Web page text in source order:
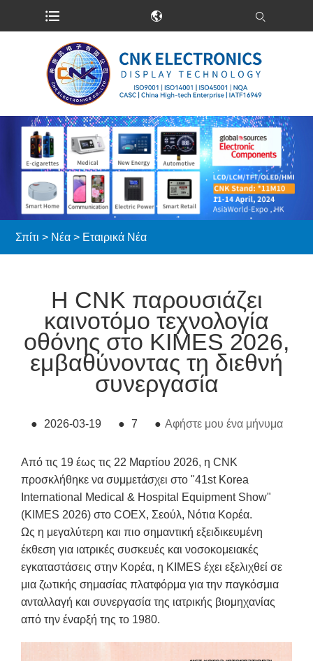
Σπίτι > Νέα > Εταιρικά Νέα
Η CNK παρουσιάζει
καινοτόμο τεχνολογία
οθόνης στο KIMES 2026,
εμβαθύνοντας τη διεθνή
συνεργασία
● 2026-03-19 ● 7 ● Αφήστε μου ένα μήνυμα
Από τις 19 έως τις 22 Μαρτίου 2026, η CNK
προσκλήθηκε να συμμετάσχει στο "41st Korea
International Medical & Hospital Equipment Show"
(KIMES 2026) στο COEX, Σεούλ, Νότια Κορέα.
Ως η μεγαλύτερη και πιο σημαντική εξειδικευμένη
έκθεση για ιατρικές συσκευές και νοσοκομειακές
εγκαταστάσεις στην Κορέα, η KIMES έχει εξελιχθεί σε
μια ζωτικής σημασίας πλατφόρμα για την παγκόσμια
ανταλλαγή και συνεργασία της ιατρικής βιομηχανίας
από την έναρξή της το 1980.